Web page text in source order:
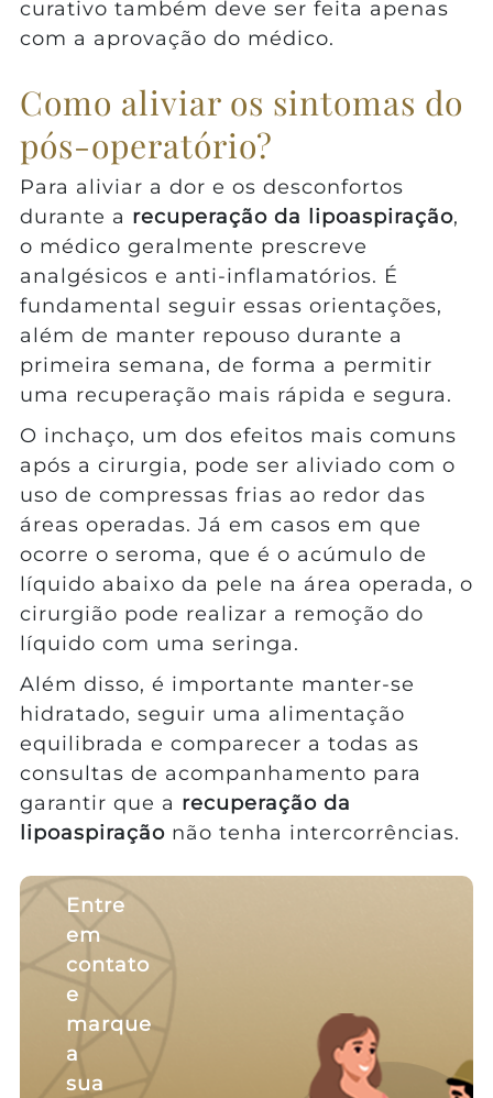
curativo também deve ser feita apenas
com a aprovação do médico.
Como aliviar os sintomas do
pós-operatório?
Para aliviar a dor e os desconfortos
durante a recuperação da lipoaspiração,
o médico geralmente prescreve
analgésicos e anti-inflamatórios. É
fundamental seguir essas orientações,
além de manter repouso durante a
primeira semana, de forma a permitir
uma recuperação mais rápida e segura.
O inchaço, um dos efeitos mais comuns
após a cirurgia, pode ser aliviado com o
uso de compressas frias ao redor das
áreas operadas. Já em casos em que
ocorre o seroma, que é o acúmulo de
líquido abaixo da pele na área operada, o
cirurgião pode realizar a remoção do
líquido com uma seringa.
Além disso, é importante manter-se
hidratado, seguir uma alimentação
equilibrada e comparecer a todas as
consultas de acompanhamento para
garantir que a recuperação da
lipoaspiraçãonão tenha intercorrências.
Entre
em
contato
e
marque
a
sua